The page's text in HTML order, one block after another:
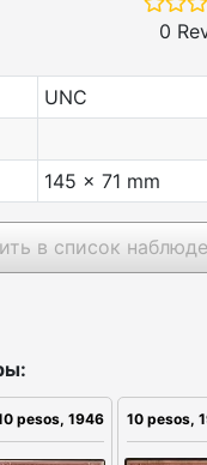
0
UNC
145 x 71 mm
в список
pesos, 1946 10 pesos,